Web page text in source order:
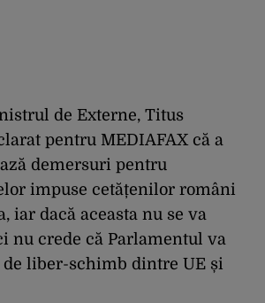
de Externe, Titus
pentru MEDIAFAX că a
demersuri pentru
impuse cetățenilor români
iar dacă aceasta nu se va
nu crede că Parlamentul va
liber-schimb dintre UE și